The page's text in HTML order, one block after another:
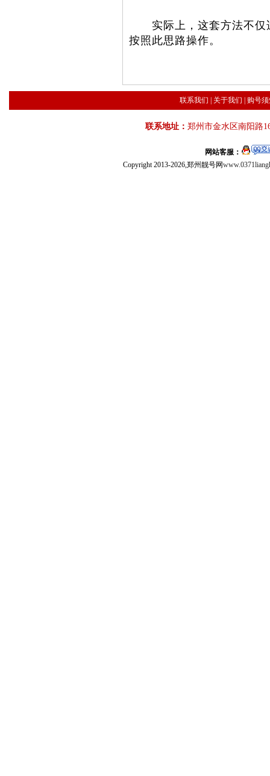
实际上，这套方法不仅
按照此思路操作。
联系我们 关于我们 购号
联系地址： 郑州市金水区南阳路
网站客服：
Copyright 2013-2026,郑州靓号网